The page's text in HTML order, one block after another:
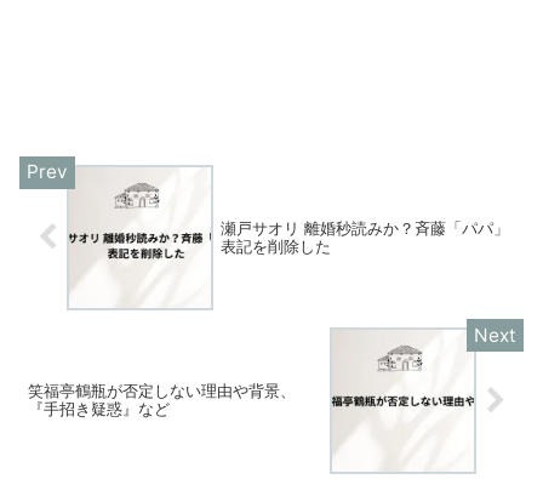
瀬戸サオリ 離婚秒読みか？斉藤「パパ」
表記を削除した
笑福亭鶴瓶が否定しない理由や背景、
『手招き疑惑』など